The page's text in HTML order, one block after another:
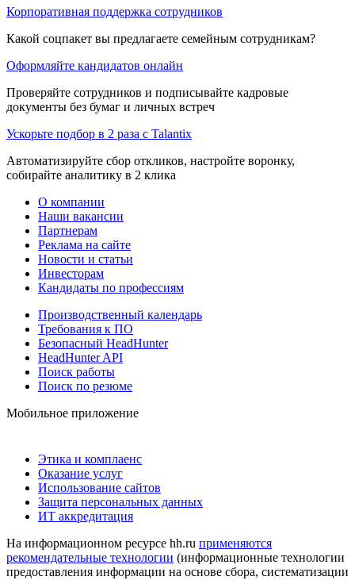
Корпоративная поддержка сотрудников
Какой соцпакет вы предлагаете семейным сотрудникам?
Оформляйте кандидатов онлайн
Проверяйте сотрудников и подписывайте кадровые
документы без бумаг и личных встреч
Ускорьте подбор в 2 раза с Talantix
Автоматизируйте сбор откликов, настройте воронку,
собирайте аналитику в 2 клика
О компании
Наши вакансии
Партнерам
Реклама на сайте
Новости и статьи
Инвесторам
Кандидаты по профессиям
Производственный календарь
Требования к ПО
Безопасный HeadHunter
HeadHunter API
Поиск работы
Поиск по резюме
Мобильное приложение
Этика и комплаенс
Оказание услуг
Использование сайтов
Защита персональных данных
ИТ аккредитация
На информационном ресурсе hh.ru применяются
рекомендательные технологии (информационные технологии
предоставления информации на основе сбора, систематизации